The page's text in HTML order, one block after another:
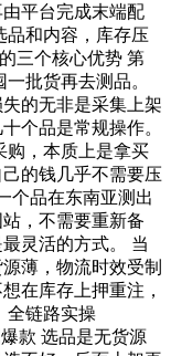
平台完成末端配
品和内容，库存压
三个核心优势 第
批货再去测品。
的无非是采集上架
个品是常规操作。
购，本质上是拿买
的钱几乎不需要压
个品在东南亚测出
，不需要重新备
灵活的方式。 当
薄，物流时效受制
在库存上押重注，
全链路实操
款 选品是无货源